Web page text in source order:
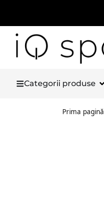
Categorii produse
Prima pagină